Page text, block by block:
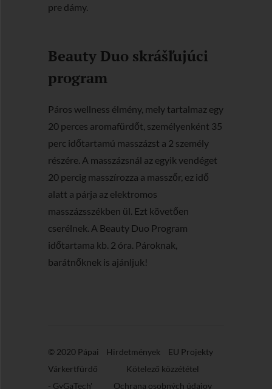
pre dámy.
Beauty Duo skrášľujúci
program
Páros wellness élmény, mely tartalmaz egy
20 perces aromafürdőt, személyenként 35
perc időtartamú masszázst a 2 személy
részére. A masszázsnál az egyik vendéget
20 percig masszírozza a masszőr, ez idő
alatt a párja az elektromos
masszázsszékben ül. Ezt követően
cserélnek. A Beauty Duo Program
időtartama kb. 2 óra. Pároknak,
barátnőknek is ajánljuk!
© 2020 Pápai
Várkertfürdő
- GyGaTech'
Hirdetmények
EU Projekty
Kötelező közzététel
Ochrana osobných údajov